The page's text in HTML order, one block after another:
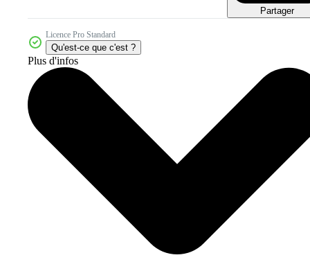
Partager
Licence Pro Standard
Qu'est-ce que c'est ?
Plus d'infos